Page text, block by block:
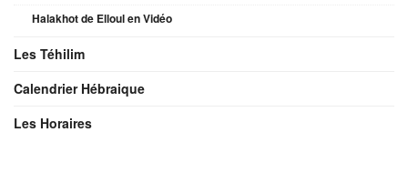
Halakhot de Elloul en Vidéo
Les Téhilim
Calendrier Hébraique
Les Horaires